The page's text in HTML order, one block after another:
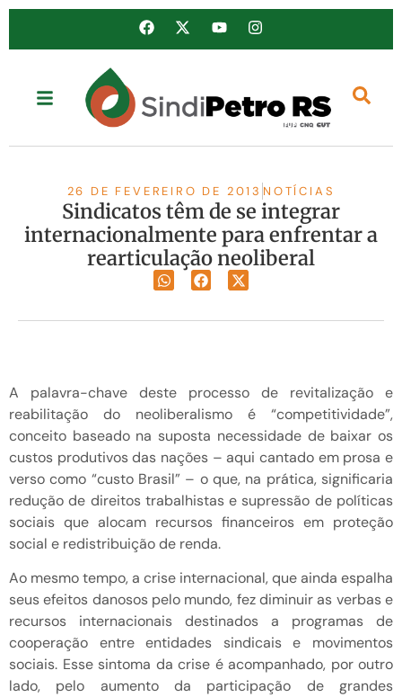
26 DE FEVEREIRO DE 2013 NOTÍCIAS
Sindicatos têm de se integrar
internacionalmente para enfrentar a
rearticulação neoliberal
A palavra-chave deste processo de revitalização e
reabilitação do neoliberalismo é “competitividade”,
conceito baseado na suposta necessidade de baixar os
custos produtivos das nações – aqui cantado em prosa e
verso como “custo Brasil” – o que, na prática, significaria
redução de direitos trabalhistas e supressão de políticas
sociais que alocam recursos financeiros em proteção
social e redistribuição de renda.
Ao mesmo tempo, a crise internacional, que ainda espalha
seus efeitos danosos pelo mundo, fez diminuir as verbas e
recursos internacionais destinados a programas de
cooperação entre entidades sindicais e movimentos
sociais. Esse sintoma da crise é acompanhado, por outro
lado, pelo aumento da participação de grandes